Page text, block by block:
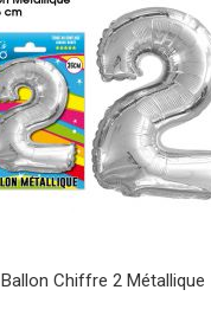
Ballon Chiffre 2 Métallique